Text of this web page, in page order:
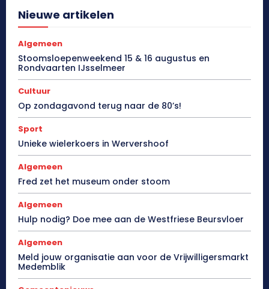
Nieuwe artikelen
Algemeen
Stoomsloepenweekend 15 & 16 augustus en
Rondvaarten IJsselmeer
Cultuur
Op zondagavond terug naar de 80’s!
Sport
Unieke wielerkoers in Wervershoof
Algemeen
Fred zet het museum onder stoom
Algemeen
Hulp nodig? Doe mee aan de Westfriese Beursvloer
Algemeen
Meld jouw organisatie aan voor de Vrijwilligersmarkt
Medemblik